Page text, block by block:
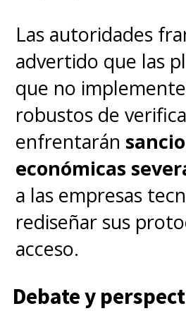
Las autoridades
advertido que las
que no
robustos de
enfrentarán
económicas
a las empresas
rediseñar sus
acceso.
Debate y